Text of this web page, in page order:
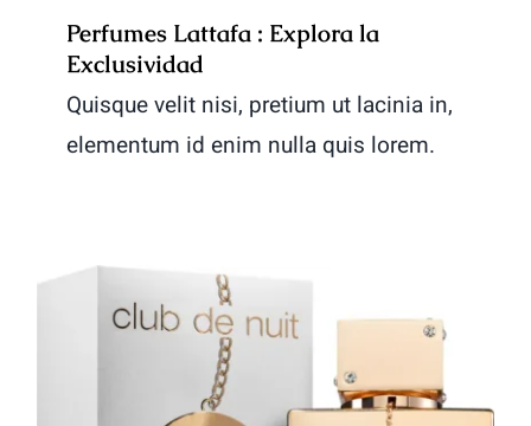
Perfumes Lattafa : Explora la
Exclusividad
Quisque velit nisi, pretium ut lacinia in,
elementum id enim nulla quis lorem.